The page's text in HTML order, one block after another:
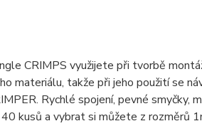
CRIMPS využijete při tvorbě
materiálu, takže při jeho použití se
Rychlé spojení, pevné
kusů a vybrat si můžete z rozměrů